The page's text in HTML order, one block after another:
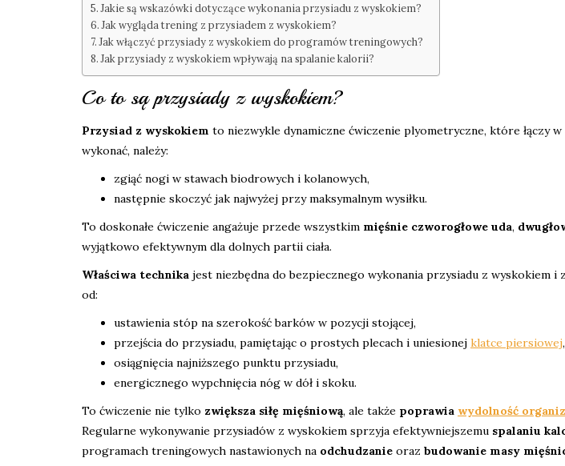
Jakie są wskazówki dotyczące wykonania przysiadu z wyskokiem?
Jak wygląda trening z przysiadem z wyskokiem?
Jak włączyć przysiady z wyskokiem do programów treningowych?
Jak przysiady z wyskokiem wpływają na spalanie kalorii?
Co to są przysiady z wyskokiem?
Przysiad z wyskokiem to niezwykle dynamiczne ćwiczenie plyometryczne, które łączy w
wykonać, należy:
zgiąć nogi w stawach biodrowych i kolanowych,
następnie skoczyć jak najwyżej przy maksymalnym wysiłku.
To doskonałe ćwiczenie angażuje przede wszystkim mięśnie czworogłowe uda,
wyjątkowo efektywnym dla dolnych partii ciała.
Właściwa technika jest niezbędna do bezpiecznego wykonania przysiadu z wyskokiem
od:
ustawienia stóp na szerokość barków w pozycji stojącej,
przejścia do przysiadu, pamiętając o prostych plecach i uniesionej klatce piersiowej,
osiągnięcia najniższego punktu przysiadu,
energicznego wypchnięcia nóg w dół i skoku.
To ćwiczenie nie tylko zwiększa siłę mięśniową, ale także poprawia wydolność
Regularne wykonywanie przysiadów z wyskokiem sprzyja efektywniejszemu spalaniu
programach treningowych nastawionych na odchudzanie oraz budowanie masy